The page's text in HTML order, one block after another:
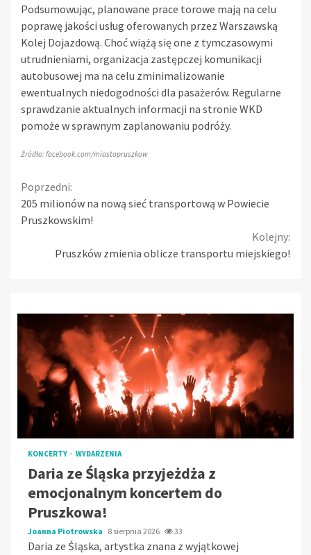
Podsumowując, planowane prace torowe mają na celu
poprawę jakości usług oferowanych przez Warszawską
Kolej Dojazdową. Choć wiążą się one z tymczasowymi
utrudnieniami, organizacja zastępczej komunikacji
autobusowej ma na celu zminimalizowanie
ewentualnych niedogodności dla pasażerów. Regularne
sprawdzanie aktualnych informacji na stronie WKD
pomoże w sprawnym zaplanowaniu podróży.
Źródło: facebook.com/miastopruszkow
Continue
Reading
Poprzedni:
205 milionów na nową sieć transportową w Powiecie
Pruszkowskim!
Kolejny:
Pruszków zmienia oblicze transportu miejskiego!
KONCERTY WYDARZENIA
Daria ze Śląska przyjeżdża z
emocjonalnym koncertem do
Pruszkowa!
Joanna Piotrowska 8 sierpnia 2026 33
Daria ze Śląska, artystka znana z wyjątkowej